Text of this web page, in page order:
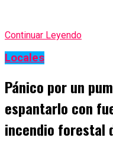
Continuar Leyendo
Locales
Pánico por un
espantarlo con
incendio forestal